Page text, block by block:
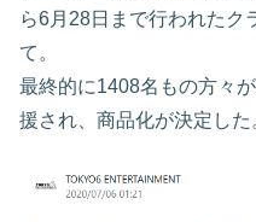
ら6月28日まで行われたク
て。
最終的に1408名もの方々
援され、商品化が決定した